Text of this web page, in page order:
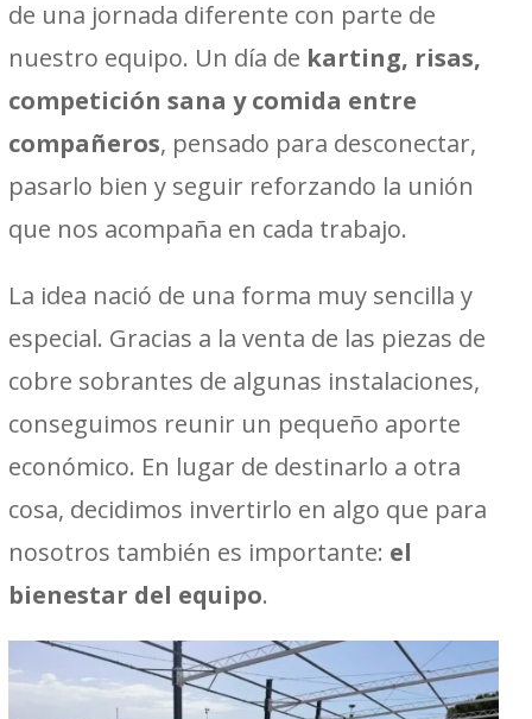
de una jornada diferente con parte de
nuestro equipo. Un día de karting, risas,
competición sana y comida entre
compañeros, pensado para desconectar,
pasarlo bien y seguir reforzando la unión
que nos acompaña en cada trabajo.
La idea nació de una forma muy sencilla y
especial. Gracias a la venta de las piezas de
cobre sobrantes de algunas instalaciones,
conseguimos reunir un pequeño aporte
económico. En lugar de destinarlo a otra
cosa, decidimos invertirlo en algo que para
nosotros también es importante: el
bienestar del equipo.